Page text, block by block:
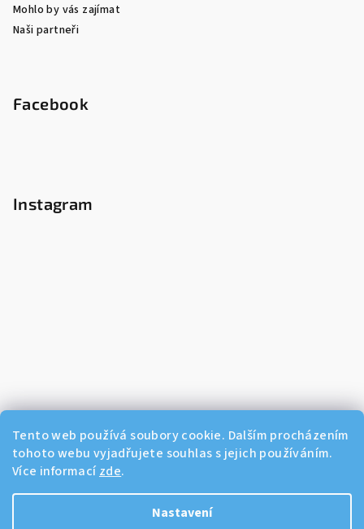
Tento web používá soubory cookie. Dalším procházením
tohoto webu vyjadřujete souhlas s jejich používáním.
Více informací zde.
Nastavení
Mohlo by vás zajímat
Naši partneři
Facebook
Instagram
Sledovat na Instagramu